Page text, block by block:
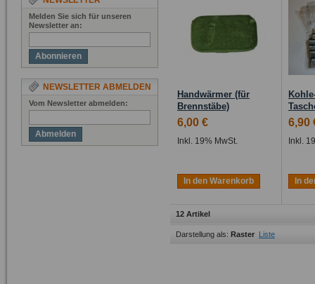
Handwärmer (für
Brennstäbe)
6,00 €
Inkl. 19% MwSt.
In den Warenkorb
6,90
Inkl.
In
12 Artikel
Darstellung als: Raster Liste
Melden Sie sich für unseren
Newsletter an:
Abonnieren
NEWSLETTER ABMELDEN
Vom Newsletter abmelden:
Abmelden